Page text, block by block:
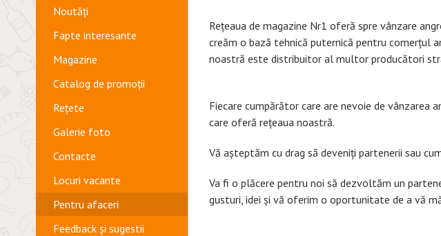
Noutăți
Fapte interesante
Magazine
Catalog de promoții
Rețete
Galerie foto
Contacte
Locuri vacante
Pentru afaceri
Feedback și sugestii
Rețeaua de magazine Nr1 oferă spre vânzare
creăm o bază tehnică puternică pentru comerțul
noastră este distribuitor al multor producători
Fiecare cumpărător care are nevoie de
care oferă rețeaua noastră.
Vă așteptăm cu drag să deveniți partenerii sau
Va fi o plăcere pentru noi să dezvoltăm un
gusturi, idei și vă oferim o oportunitate de a vă